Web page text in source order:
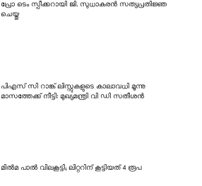
പ്രോ ടെം സ്പീക്കറായി ജി. സുധാകരൻ സത്യപ്രതിജ്ഞ
ചെയ്തു
പിഎസ് സി റാങ്ക് ലിസ്റ്റുകളുടെ കാലാവധി മൂന്നു
മാസത്തേക്ക് നീട്ടി: മുഖ്യമന്ത്രി വി ഡി സതീശൻ
മിൽമ പാൽ വിലകൂട്ടി; ലിറ്ററിന് കൂട്ടിയത് 4 രൂപ